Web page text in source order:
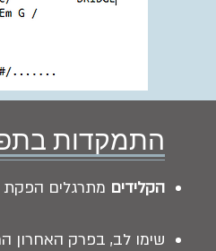
התמקדות
הקלידים מתרגלים הפקת
שימו לב, בפרק האחרון